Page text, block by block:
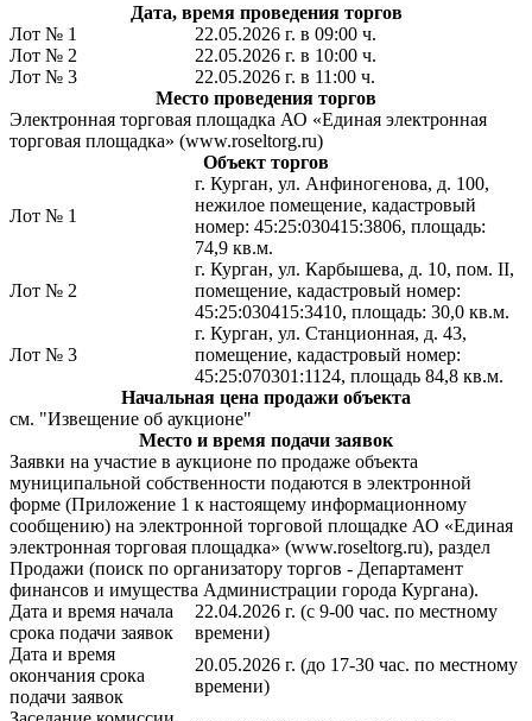
Дата, время проведения торгов
Лот № 1
22.05.2026 г. в 09:00 ч.
Лот № 2
22.05.2026 г. в 10:00 ч.
Лот № 3
22.05.2026 г. в 11:00 ч.
Место проведения торгов
Электронная торговая площадка АО «Единая электронная
торговая площадка» (www.roseltorg.ru)
Объект торгов
Лот № 1
г. Курган, ул. Анфиногенова, д. 100,
нежилое помещение, кадастровый
номер: 45:25:030415:3806, площадь:
74,9 кв.м.
Лот № 2
г. Курган, ул. Карбышева, д. 10, пом. II,
помещение, кадастровый номер:
45:25:030415:3410, площадь: 30,0 кв.м.
Лот № 3
г. Курган, ул. Станционная, д. 43,
помещение, кадастровый номер:
45:25:070301:1124, площадь 84,8 кв.м.
Начальная цена продажи объекта
см. "Извещение об аукционе"
Место и время подачи заявок
Заявки на участие в аукционе по продаже объекта
муниципальной собственности подаются в электронной
форме (Приложение 1 к настоящему информационному
сообщению) на электронной торговой площадке АО «Единая
электронная торговая площадка» (www.roseltorg.ru), раздел
Продажи (поиск по организатору торгов - Департамент
финансов и имущества Администрации города Кургана).
Дата и время начала
срока подачи заявок
22.04.2026 г. (с 9-00 час. по местному
времени)
Дата и время
окончания срока
подачи заявок
20.05.2026 г. (до 17-30 час. по местному
времени)